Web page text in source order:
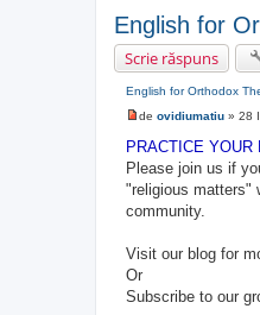
English for
Scrie răspuns
English for Orthodox
e
s
a
n
e
t
t
de ovidiumatiu » 28
PRACTICE YOUR
Please join us if
"religious matters"
community.
Visit our blog for
Or
Subscribe to our